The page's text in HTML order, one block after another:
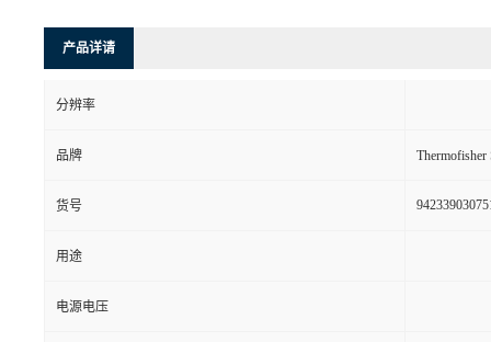
产品详请
分辨率
品牌
货号
用途
电源电压